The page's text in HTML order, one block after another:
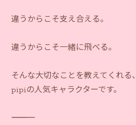
違うからこそ支え合える。
違うからこそ一緒に飛べる。
そんな大切なことを教えてくれる、
pipiの人気キャラクターです。
―――――――――――